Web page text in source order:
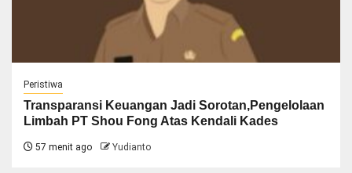
Peristiwa
Transparansi Keuangan Jadi Sorotan,Pengelolaan
Limbah PT Shou Fong Atas Kendali Kades
57 menit ago Yudianto